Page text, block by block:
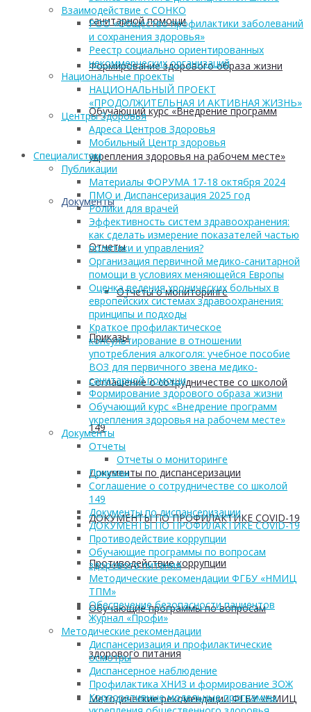
санитарной помощи
Формирование здорового образа жизни
Обучающий курс «Внедрение программ
укрепления здоровья на рабочем месте»
Документы
Отчеты
Отчеты о мониторинге
Приказы
Соглашение о сотрудничестве со школой
149
Документы по диспансеризации
ДОКУМЕНТЫ ПО ПРОФИЛАКТИКЕ COVID-19
Противодействие коррупции
Обучающие программы по вопросам
здорового питания
Методические рекомендации ФГБУ «НМИЦ
Взаимодействие с СОНКО
РОО «Общество профилактики заболеваний
и сохранения здоровья»
Реестр социально ориентированных
некоммерческих организаций
Национальные проекты
НАЦИОНАЛЬНЫЙ ПРОЕКТ
«ПРОДОЛЖИТЕЛЬНАЯ И АКТИВНАЯ ЖИЗНЬ»
Центры Здоровья
Адреса Центров Здоровья
Мобильный Центр здоровья
Cпециалистам
Публикации
Материалы ФОРУМА 17-18 октября 2024
ПМО и Диспансеризация 2025 год
Ролики для врачей
Эффективность систем здравоохранения:
как сделать измерение показателей частью
политики и управления?
Организация первичной медико-санитарной
помощи в условиях меняющейся Европы
Оценка ведения хронических больных в
европейских системах здравоохранения:
принципы и подходы
Краткое профилактическое
консультирование в отношении
употребления алкоголя: учебное пособие
ВОЗ для первичного звена медико-
санитарной помощи
Формирование здорового образа жизни
Обучающий курс «Внедрение программ
укрепления здоровья на рабочем месте»
Документы
Отчеты
Отчеты о мониторинге
Приказы
Соглашение о сотрудничестве со школой
149
Документы по диспансеризации
ДОКУМЕНТЫ ПО ПРОФИЛАКТИКЕ COVID-19
Противодействие коррупции
Обучающие программы по вопросам
здорового питания
Методические рекомендации ФГБУ «НМИЦ
ТПМ»
Обеспечение безопасности пациентов
Журнал «Профи»
Методические рекомендации
Диспансеризация и профилактические
осмотры
Диспансерное наблюдение
Профилактика ХНИЗ и формирование ЗОЖ
Корпоративные модельные программы